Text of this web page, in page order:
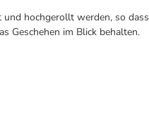
hochgerollt werden, so dass
Geschehen im Blick behalten.